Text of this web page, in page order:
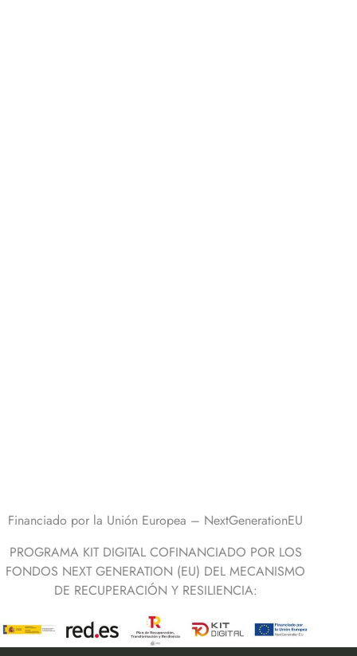
Financiado por la Unión Europea – NextGenerationEU
PROGRAMA KIT DIGITAL COFINANCIADO POR LOS
FONDOS NEXT GENERATION (EU) DEL MECANISMO
DE RECUPERACIÓN Y RESILIENCIA: